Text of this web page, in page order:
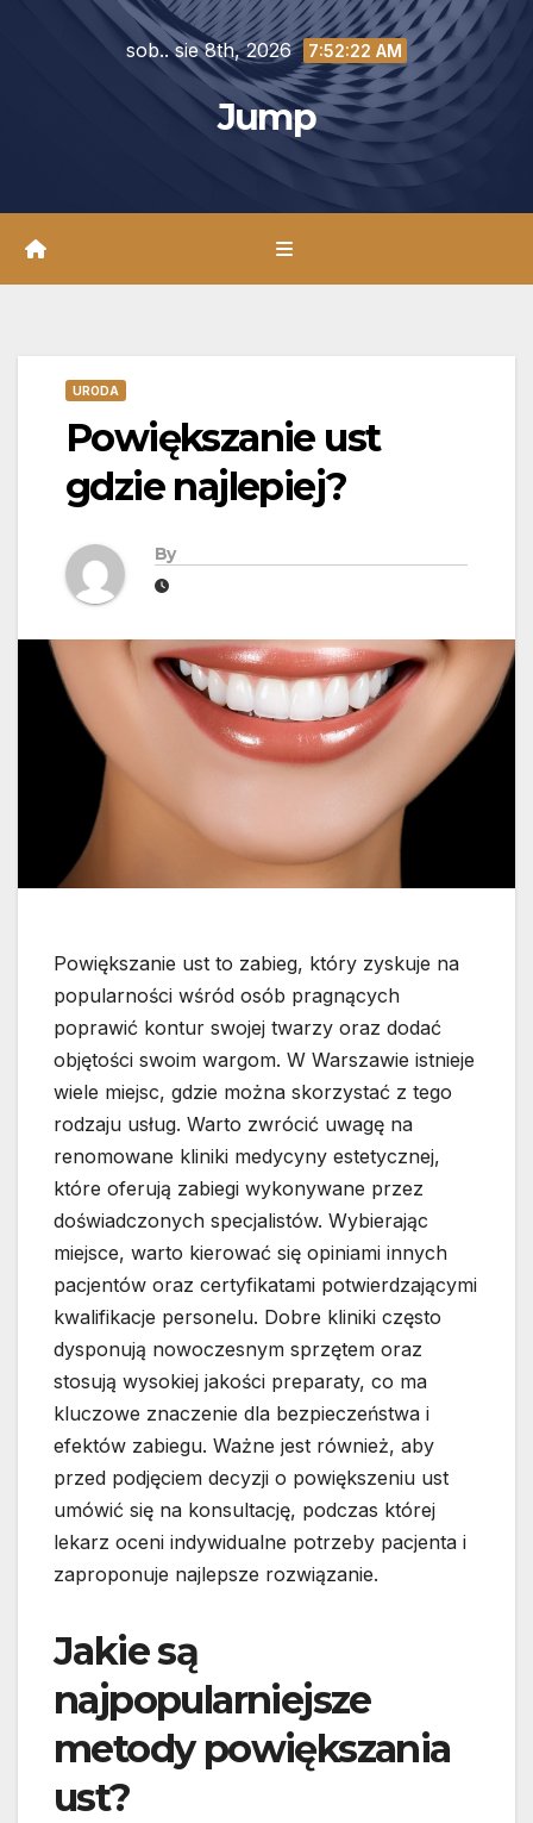
sob.. sie 8th, 2026 7:52:23 AM
Jump
URODA
Powiększanie ust
gdzie najlepiej?
By
Powiększanie ust to zabieg, który zyskuje na
popularności wśród osób pragnących
poprawić kontur swojej twarzy oraz dodać
objętości swoim wargom. W Warszawie istnieje
wiele miejsc, gdzie można skorzystać z tego
rodzaju usług. Warto zwrócić uwagę na
renomowane kliniki medycyny estetycznej,
które oferują zabiegi wykonywane przez
doświadczonych specjalistów. Wybierając
miejsce, warto kierować się opiniami innych
pacjentów oraz certyfikatami potwierdzającymi
kwalifikacje personelu. Dobre kliniki często
dysponują nowoczesnym sprzętem oraz
stosują wysokiej jakości preparaty, co ma
kluczowe znaczenie dla bezpieczeństwa i
efektów zabiegu. Ważne jest również, aby
przed podjęciem decyzji o powiększeniu ust
umówić się na konsultację, podczas której
lekarz oceni indywidualne potrzeby pacjenta i
zaproponuje najlepsze rozwiązanie.
Jakie są
najpopularniejsze
metody powiększania
ust?